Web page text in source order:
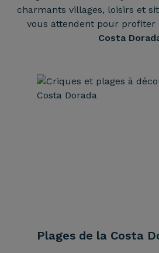
charmants villages, loisirs et
vous attendent pour profiter
Costa
Plages de la Costa